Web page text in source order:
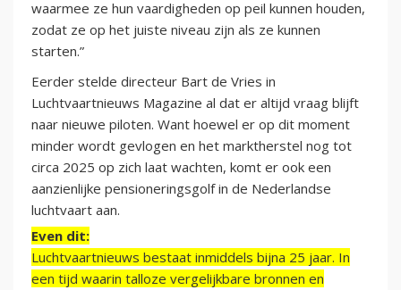
waarmee ze hun vaardigheden op peil kunnen houden,
zodat ze op het juiste niveau zijn als ze kunnen
starten.”
Eerder stelde directeur Bart de Vries in
Luchtvaartnieuws Magazine al dat er altijd vraag blijft
naar nieuwe piloten. Want hoewel er op dit moment
minder wordt gevlogen en het marktherstel nog tot
circa 2025 op zich laat wachten, komt er ook een
aanzienlijke pensioneringsgolf in de Nederlandse
luchtvaart aan.
Even dit:
Luchtvaartnieuws bestaat inmiddels bijna 25 jaar. In
een tijd waarin talloze vergelijkbare bronnen en